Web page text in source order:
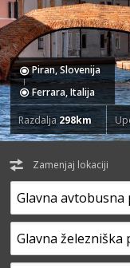
Piran, Slovenija
Ferrara, Italija
Razdalja298km
Zamenjaj lokaciji